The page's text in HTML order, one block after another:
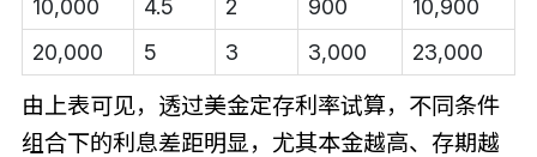
10,000
4.5 2 900
10,900
20,000
5 3 3,000 23,000
由上表可见，透过美金定存利率试算，不同条件
组合下的利息差距明显，尤其本金越高、存期越